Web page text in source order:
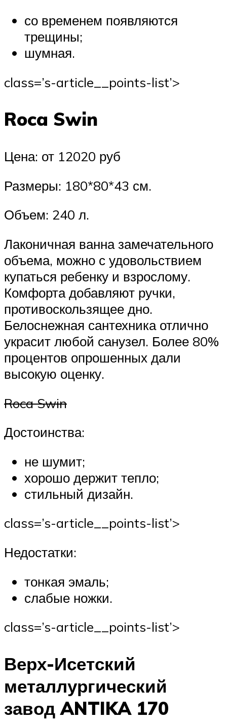
со временем появляются
трещины;
шумная.
class=’s-article__points-list’>
Roca Swin
Цена: от 12020 руб
Размеры: 180*80*43 см.
Объем: 240 л.
Лаконичная ванна замечательного
объема, можно с удовольствием
купаться ребенку и взрослому.
Комфорта добавляют ручки,
противоскользящее дно.
Белоснежная сантехника отлично
украсит любой санузел. Более 80%
процентов опрошенных дали
высокую оценку.
Roca Swin
Достоинства:
не шумит;
хорошо держит тепло;
стильный дизайн.
class=’s-article__points-list’>
Недостатки:
тонкая эмаль;
слабые ножки.
class=’s-article__points-list’>
Верх-Исетский
металлургический
завод ANTIKA 170